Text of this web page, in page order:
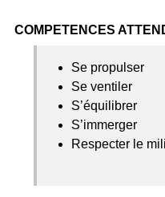
COMPETENCES
Se propulser
Se ventiler
S’équilibrer
S’immerger
Respecter le